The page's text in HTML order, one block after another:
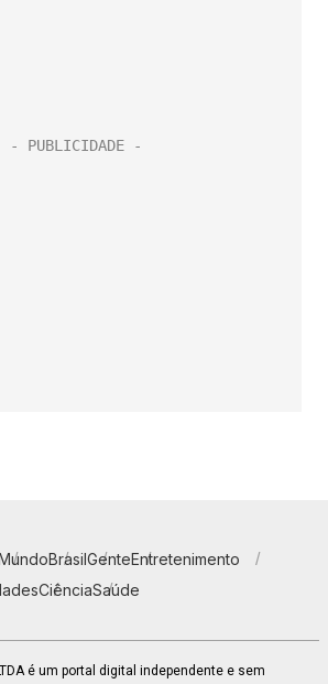
BrasilGenteEntretenimento
CiênciaSaúde
é um portal digital independente e sem